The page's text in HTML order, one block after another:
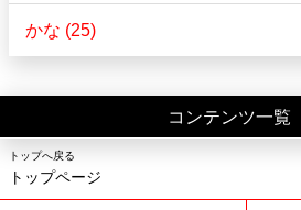
かな (25)
コンテンツ一覧
トップへ戻る
トップページ